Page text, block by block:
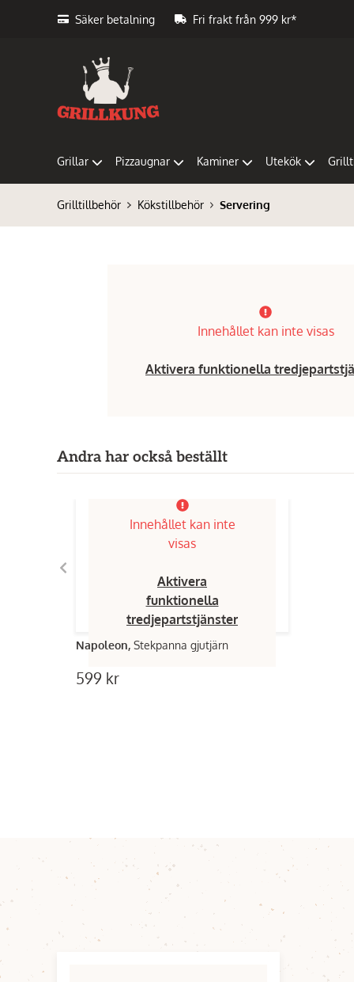
Säker betalning Fri frakt från 999 kr*
Grillar Pizzaugnar Kaminer Utekök
Grilltillbehör Kökstillbehör Servering
Innehållet kan inte visas
Aktivera funktionella
Andra har också beställt
Innehållet kan inte
visas
Aktivera
funktionella
tredjepartstjänster
Napoleon, Stekpanna gjutjärn
599 kr